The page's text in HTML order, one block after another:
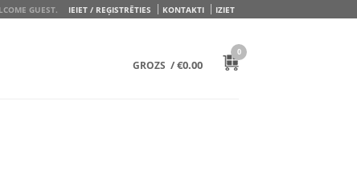
GUEST. IEIET / REĢISTRĒTIES KONTAKTI IZIET
GROZS /€0.00
0